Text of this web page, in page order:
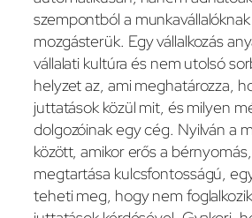
szempontból a
mozgásterük. Egy vállalkozás
vállalati kultúra és nem utolsó
helyzet az, ami meghatározza,
juttatások közül mit, és milyen
dolgozóinak egy cég. Nyilván a
között, amikor erős a
megtartása kulcsfontosságú,
teheti meg, hogy nem